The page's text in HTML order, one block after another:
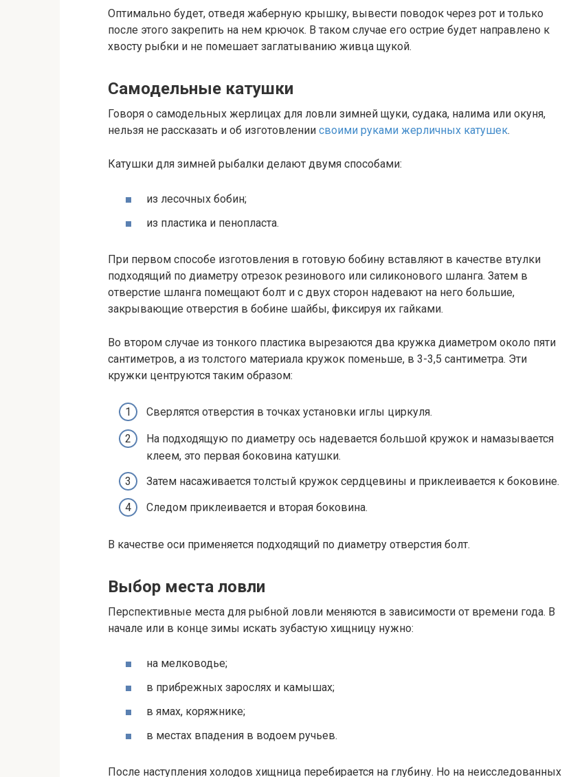
Оптимально будет, отведя жаберную крышку, вывести поводок через рот и только
после этого закрепить на нем крючок. В таком случае его острие будет направлено к
хвосту рыбки и не помешает заглатыванию живца щукой.
Самодельные катушки
Говоря о самодельных жерлицах для ловли зимней щуки, судака, налима или окуня,
нельзя не рассказать и об изготовлении своими руками жерличных катушек.
Катушки для зимней рыбалки делают двумя способами:
из лесочных бобин;
из пластика и пенопласта.
При первом способе изготовления в готовую бобину вставляют в качестве втулки
подходящий по диаметру отрезок резинового или силиконового шланга. Затем в
отверстие шланга помещают болт и с двух сторон надевают на него большие,
закрывающие отверстия в бобине шайбы, фиксируя их гайками.
Во втором случае из тонкого пластика вырезаются два кружка диаметром около пяти
сантиметров, а из толстого материала кружок поменьше, в 3-3,5 сантиметра. Эти
кружки центруются таким образом:
Сверлятся отверстия в точках установки иглы циркуля.
На подходящую по диаметру ось надевается большой кружок и намазывается
клеем, это первая боковина катушки.
Затем насаживается толстый кружок сердцевины и приклеивается к боковине.
Следом приклеивается и вторая боковина.
В качестве оси применяется подходящий по диаметру отверстия болт.
Выбор места ловли
Перспективные места для рыбной ловли меняются в зависимости от времени года. В
начале или в конце зимы искать зубастую хищницу нужно:
на мелководье;
в прибрежных зарослях и камышах;
в ямах, коряжнике;
в местах впадения в водоем ручьев.
После наступления холодов хищница перебирается на глубину. Но на неисследованных